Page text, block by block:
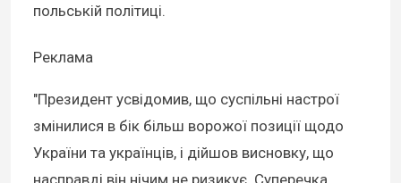
польській політиці.
Реклама
"Президент усвідомив, що суспільні настрої
змінилися в бік більш ворожої позиції щодо
України та українців, і дійшов висновку, що
насправді він нічим не ризикує. Суперечка